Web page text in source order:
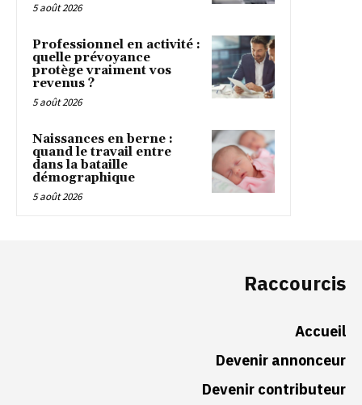
5 août 2026
Professionnel en activité :
quelle prévoyance
protège vraiment vos
revenus ?
5 août 2026
Naissances en berne :
quand le travail entre
dans la bataille
démographique
5 août 2026
Raccourcis
Accueil
Devenir annonceur
Devenir contributeur